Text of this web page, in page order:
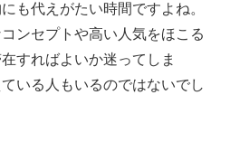
も代えがたい時間ですよね。
ンセプトや高い人気をほこる
すればよいか迷ってしま
いる人もいるのではないでし